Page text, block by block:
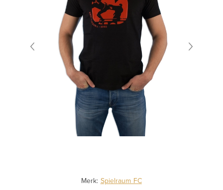
Merk: Spielraum FC